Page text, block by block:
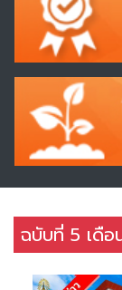
ฉบับที่ 5 เดื